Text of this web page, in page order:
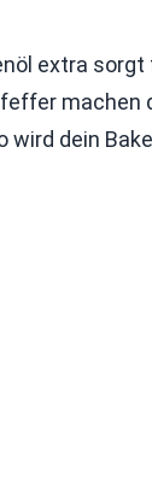
extra
machen
wird dein